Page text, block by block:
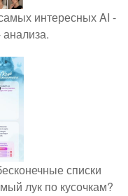
интересных AI -
списки
лук по кусочкам?